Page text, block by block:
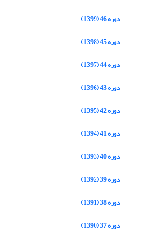
دوره 46 (1399)
دوره 45 (1398)
دوره 44 (1397)
دوره 43 (1396)
دوره 42 (1395)
دوره 41 (1394)
دوره 40 (1393)
دوره 39 (1392)
دوره 38 (1391)
دوره 37 (1390)